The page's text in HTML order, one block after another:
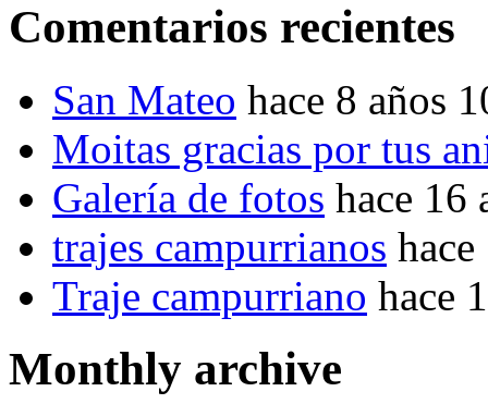
Comentarios recientes
San Mateo hace 8 años
Moitas gracias por tus
Galería de fotos hace 16
trajes campurrianos
Traje campurriano hace
Monthly archive